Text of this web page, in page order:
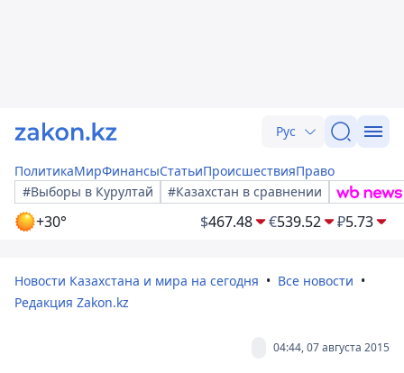
Рус
ПолитикаМирФинансыСтатьиПроисшествияПраво
#Выборы в Курултай
#Казахстан в сравнении
+30° $467.48 €539.52 ₽5.73
Новости Казахстана и мира на сегодня
Все новости
Редакция Zakon.kz
04:44, 07 августа 2015